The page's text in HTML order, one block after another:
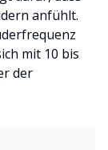
anfühlt.
mit 10 bis
der